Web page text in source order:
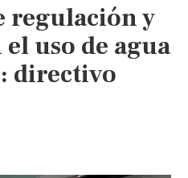
regulación y
uso de agua
directivo